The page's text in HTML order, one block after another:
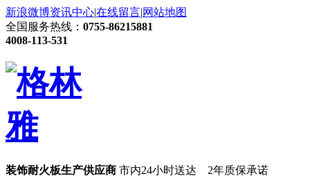
新浪微博资讯中心|在线留言|网站地图
全国服务热线： 0755-86215881
4008-113-531
装饰耐火板生产供应商 市内24小时送达 2年质保承诺